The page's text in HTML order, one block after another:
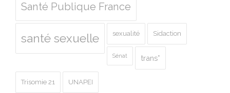
Santé Publique France
santé sexuelle sexualité Sidaction
Sénat trans*
Trisomie 21 UNAPEI